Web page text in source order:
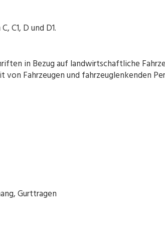
C1, D und D1.
in Bezug auf landwirtschaftliche
von Fahrzeugen und fahrzeuglenkenden
Gurttragen